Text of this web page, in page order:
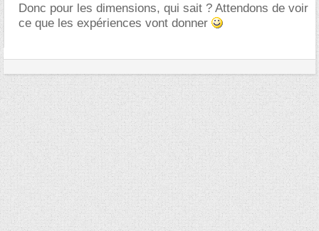
Donc pour les dimensions, qui sait ? Attendons de voir
ce que les expériences vont donner